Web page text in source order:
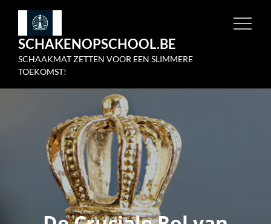
Skip
contentSCHAKENOPSCHOOL.BE
SCHAAKMAT ZETTEN VOOR EEN SLIMMERE
TOEKOMST!